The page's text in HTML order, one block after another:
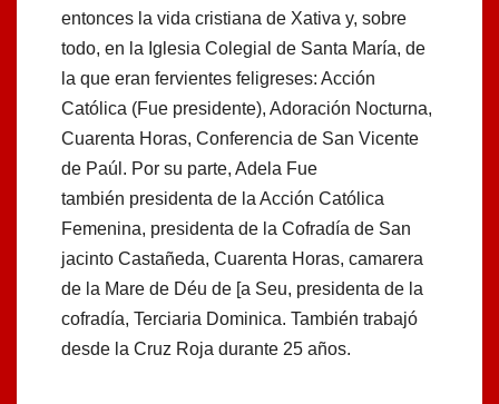
entonces la vida cristiana de Xativa y, sobre
todo, en la Iglesia Colegial de Santa María, de
la que eran fervientes feligreses: Acción
Católica (Fue presidente), Adoración Nocturna,
Cuarenta Horas, Conferencia de San Vicente
de Paúl. Por su parte, Adela Fue
también presidenta de la Acción Católica
Femenina, presidenta de la Cofradía de San
jacinto Castañeda, Cuarenta Horas, camarera
de la Mare de Déu de [a Seu, presidenta de la
cofradía, Terciaria Dominica. También trabajó
desde la Cruz Roja durante 25 años.